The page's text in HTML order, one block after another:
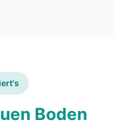
Boden